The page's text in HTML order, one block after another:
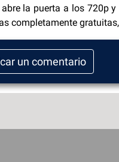
la puerta a los 720p
completamente
un comentario